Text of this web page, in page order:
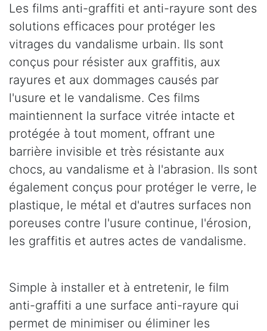
Les films anti-graffiti et anti-rayure sont des
solutions efficaces pour protéger les
vitrages du vandalisme urbain. Ils sont
conçus pour résister aux graffitis, aux
rayures et aux dommages causés par
l'usure et le vandalisme. Ces films
maintiennent la surface vitrée intacte et
protégée à tout moment, offrant une
barrière invisible et très résistante aux
chocs, au vandalisme et à l'abrasion. Ils sont
également conçus pour protéger le verre, le
plastique, le métal et d'autres surfaces non
poreuses contre l'usure continue, l'érosion,
les graffitis et autres actes de vandalisme.
Simple à installer et à entretenir, le film
anti-graffiti a une surface anti-rayure qui
permet de minimiser ou éliminer les